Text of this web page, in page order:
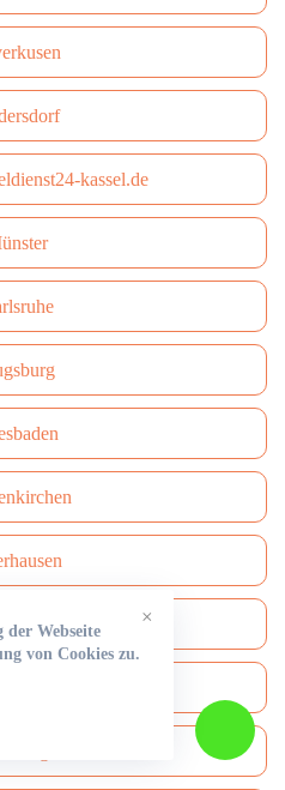
kassel.de
×
Webseite
von Cookies zu.